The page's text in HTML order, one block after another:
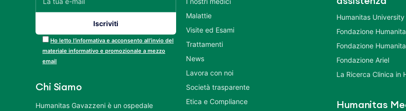
Ho letto l’informativa e acconsento all’invio del
materiale informativo e promozionale a mezzo
email
Chi Siamo
Humanitas Gavazzeni è un ospedale
Malattie
Visite ed Esami
Trattamenti
News
Lavora con noi
Società trasparente
Etica e Compliance
Humanitas University
Fondazione
Fondazione
Fondazione Ariel
La Ricerca Clinica in
Humanitas